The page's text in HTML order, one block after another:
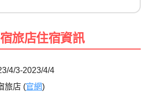
旅店住宿資訊
4/3-2023/4/4
旅店 (官網)